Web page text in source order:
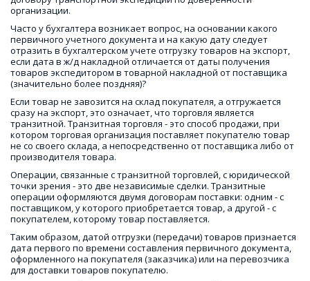
организации.
Часто у бухгалтера возникает вопрос, на основании какого
первичного учетного документа и на какую дату следует
отразить в бухгалтерском учете отгрузку товаров на экспорт,
если дата в ж/д накладной отличается от даты получения
товаров экспедитором в товарной накладной от поставщика
(значительно более поздняя)?
Если товар не завозится на склад покупателя, а отгружается
сразу на экспорт, это означает, что торговля является
транзитной. Транзитная торговля - это способ продажи, при
котором торговая организация поставляет покупателю товар
не со своего склада, а непосредственно от поставщика либо от
производителя товара.
Операции, связанные с транзитной торговлей, с юридической
точки зрения - это две независимые сделки. Транзитные
операции оформляются двумя договорам поставки: одним - с
поставщиком, у которого приобретается товар, а другой - с
покупателем, которому товар поставляется.
Таким образом, датой отгрузки (передачи) товаров признается
дата первого по времени составления первичного документа,
оформленного на покупателя (заказчика) или на перевозчика
для доставки товаров покупателю.